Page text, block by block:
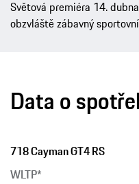
Světová premiéra 14.
obzvláště zábavný
Data o
718 Cayman GT4 RS
WLTP*